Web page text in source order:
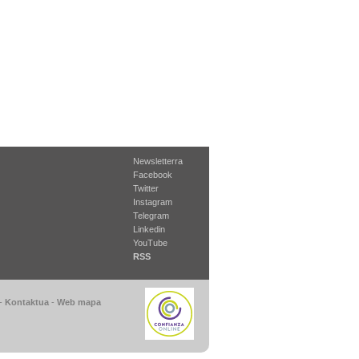
Newsletterra
Facebook
Twitter
Instagram
Telegram
Linkedin
YouTube
RSS
- Kontaktua - Web mapa